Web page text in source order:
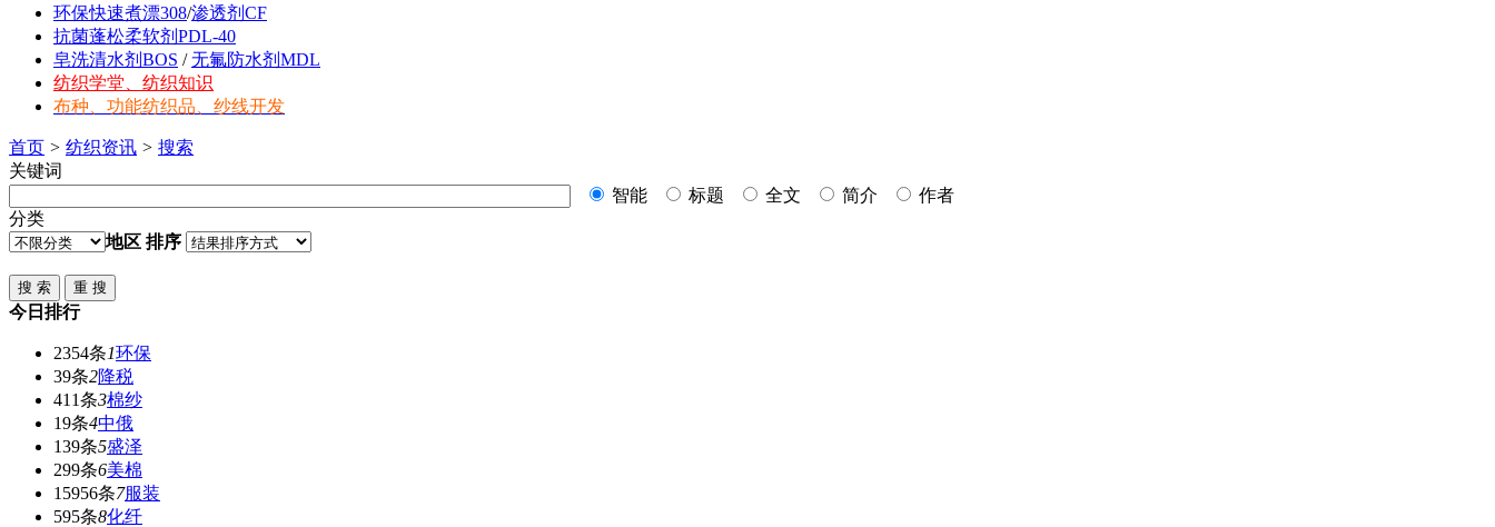
环保快速煮漂308/渗透剂CF
抗菌蓬松柔软剂PDL-40
皂洗清水剂BOS /无氟防水剂MDL
纺织学堂、纺织知识
布种、功能纺织品、纱线开发
首页 > 纺织资讯 > 搜索
关键词
智能
标题 全文 简介
作者
分类
地区 排序
今日排行
2354条1环保
39条2降税
411条3棉纱
19条4中俄
139条5盛泽
299条6美棉
15956条7服装
595条8化纤